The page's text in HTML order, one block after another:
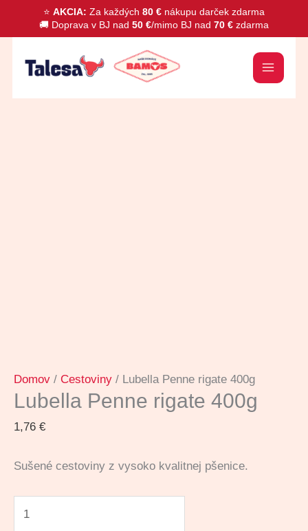
⭐ AKCIA: Za každých 80 € nákupu darček zdarma
🚚 Doprava v BJ nad 50 €/mimo BJ nad 70 € zdarma
Preskočiť
Domov / Cestoviny / Lubella Penne rigate 400g
Lubella Penne rigate 400g
1,76 €
Sušené cestoviny z vysoko kvalitnej pšenice.
Lubella
rigate